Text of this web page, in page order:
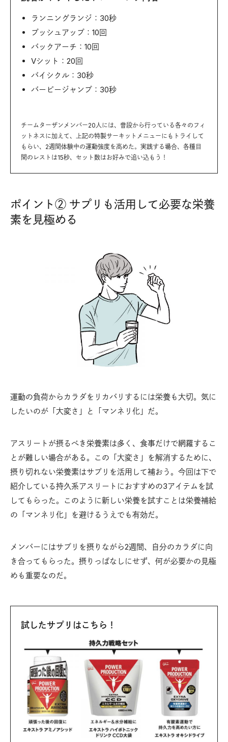
ランニングランジ：30秒
プッシュアップ：10回
バックアーチ：10回
Vシット：20回
バイシクル：30秒
バーピージャンプ：30秒
チームターザンメンバー20人には、普段から行っている各々のフィ
ットネスに加えて、上記の特製サーキットメニューにもトライして
もらい、2週間体験中の運動強度を高めた。実践する場合、各種目
間のレストは15秒、セット数はお好みで追い込もう！
ポイント② サプリも活用して必要な栄養
素を見極める
運動の負荷からカラダをリカバリするには栄養も大切。気に
したいのが「大変さ」と「マンネリ化」だ。
アスリートが摂るべき栄養素は多く、食事だけで網羅するこ
とが難しい場合がある。この「大変さ」を解消するために、
摂り切れない栄養素はサプリを活用して補おう。今回は下で
紹介している持久系アスリートにおすすめの3アイテムを試
してもらった。このように新しい栄養を試すことは栄養補給
の「マンネリ化」を避けるうえでも有効だ。
メンバーにはサプリを摂りながら2週間、自分のカラダに向
き合ってもらった。摂りっぱなしにせず、何が必要かの見極
めも重要なのだ。
試したサプリはこちら！